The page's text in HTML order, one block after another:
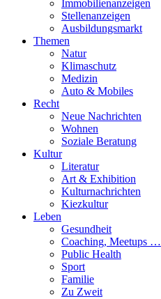
Immobilienanzeigen
Stellenanzeigen
Ausbildungsmarkt
Themen
Natur
Klimaschutz
Medizin
Auto & Mobiles
Recht
Neue Nachrichten
Wohnen
Soziale Beratung
Kultur
Literatur
Art & Exhibition
Kulturnachrichten
Kiezkultur
Leben
Gesundheit
Coaching, Meetups …
Public Health
Sport
Familie
Zu Zweit